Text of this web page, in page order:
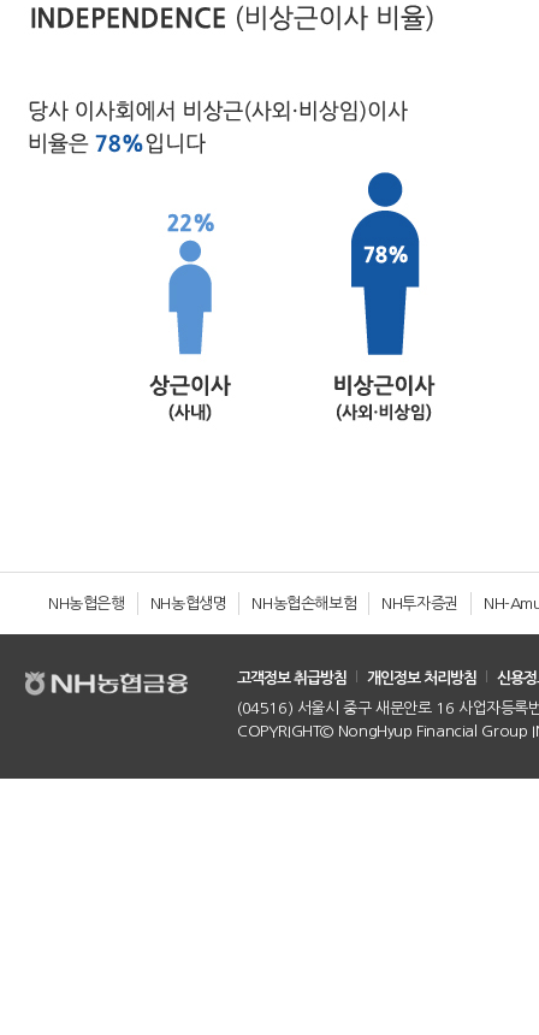
NH농협은행 NH농협생명 NH농협손해보험 NH투자증권 NH-
고객정보 취급방침 개인정보 처리방침
신용
(04516) 서울시 중구 새문안로 16 사업자등
COPYRIGHT© NongHyup Financial Group